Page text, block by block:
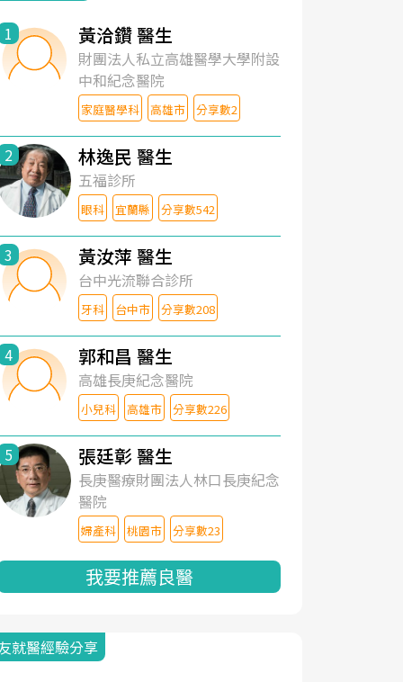
1 黃洽鑽 醫生
財團法人私立高雄醫學大學附設
中和紀念醫院
家庭醫學科 高雄市 分享數2
2 林逸民 醫生
五福診所
眼科 宜蘭縣 分享數542
3 黃汝萍 醫生
台中光流聯合診所
牙科 台中市 分享數208
4 郭和昌 醫生
高雄長庚紀念醫院
小兒科 高雄市 分享數226
5 張廷彰 醫生
長庚醫療財團法人林口長庚紀念
醫院
婦產科 桃園市 分享數23
我要推薦良醫
就醫經驗分享